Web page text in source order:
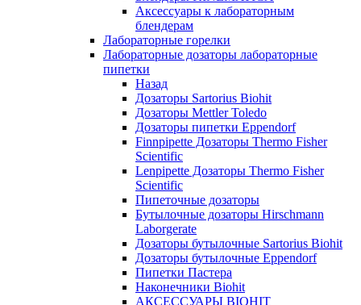
Аксессуары к лабораторным
блендерам
Лабораторные горелки
Лабораторные дозаторы лабораторные
пипетки
Назад
Дозаторы Sartorius Biohit
Дозаторы Mettler Toledo
Дозаторы пипетки Eppendorf
Finnpipette Дозаторы Thermo Fisher
Scientific
Lenpipette Дозаторы Thermo Fisher
Scientific
Пипеточные дозаторы
Бутылочные дозаторы Hirschmann
Laborgerate
Дозаторы бутылочные Sartorius Biohit
Дозаторы бутылочные Eppendorf
Пипетки Пастера
Наконечники Biohit
АКСЕССУАРЫ BIOHIT